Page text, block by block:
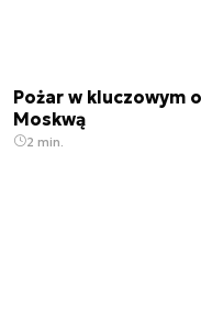
Pożar w kluczowym
Moskwą
2 min.